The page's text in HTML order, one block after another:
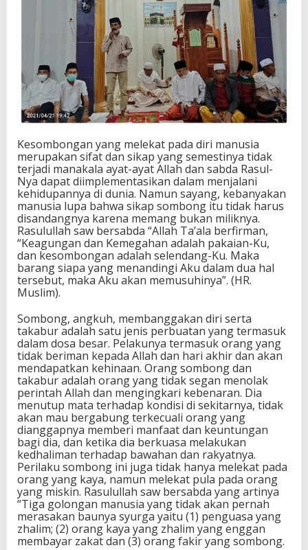
Kesombongan yang melekat pada diri manusia
merupakan sifat dan sikap yang semestinya tidak
terjadi manakala ayat-ayat Allah dan sabda Rasul-
Nya dapat diimplementasikan dalam menjalani
kehidupannya di dunia. Namun sayang, kebanyakan
manusia lupa bahwa sikap sombong itu tidak harus
disandangnya karena memang bukan miliknya.
Rasulullah saw bersabda “Allah Ta’ala berfirman,
“Keagungan dan Kemegahan adalah pakaian-Ku,
dan kesombongan adalah selendang-Ku. Maka
barang siapa yang menandingi Aku dalam dua hal
tersebut, maka Aku akan memusuhinya”. (HR.
Muslim).
Sombong, angkuh, membanggakan diri serta
takabur adalah satu jenis perbuatan yang termasuk
dalam dosa besar. Pelakunya termasuk orang yang
tidak beriman kepada Allah dan hari akhir dan akan
mendapatkan kehinaan. Orang sombong dan
takabur adalah orang yang tidak segan menolak
perintah Allah dan mengingkari kebenaran. Dia
menutup mata terhadap kondisi di sekitarnya, tidak
akan mau bergabung terkecuali orang yang
dianggapnya memberi manfaat dan keuntungan
bagi dia, dan ketika dia berkuasa melakukan
kedhaliman terhadap bawahan dan rakyatnya.
Perilaku sombong ini juga tidak hanya melekat pada
orang yang kaya, namun melekat pula pada orang
yang miskin. Rasulullah saw bersabda yang artinya
“Tiga golongan manusia yang tidak akan pernah
merasakan baunya syurga yaitu (1) penguasa yang
zhalim; (2) orang kaya yang zhalim yang enggan
membayar zakat dan (3) orang fakir yang sombong.